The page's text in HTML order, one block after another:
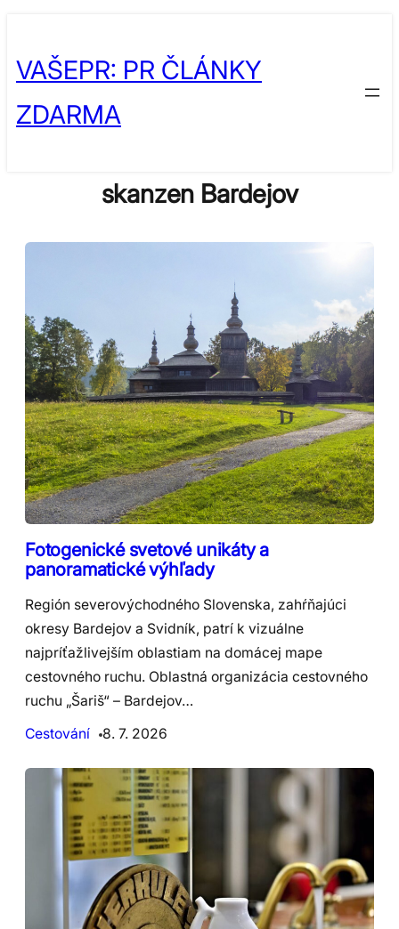
content
VAŠEPR: PR ČLÁNKY
ZDARMA
skanzen Bardejov
Fotogenické svetové unikáty a
panoramatické výhľady
Región severovýchodného Slovenska, zahŕňajúci
okresy Bardejov a Svidník, patrí k vizuálne
najpríťažlivejším oblastiam na domácej mape
cestovného ruchu. Oblastná organizácia cestovného
ruchu „Šariš“ – Bardejov…
Cestování
8. 7. 2026